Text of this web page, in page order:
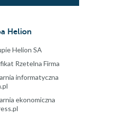
Helion
Helion SA
Rzetelna Firma
informatyczna
ekonomiczna